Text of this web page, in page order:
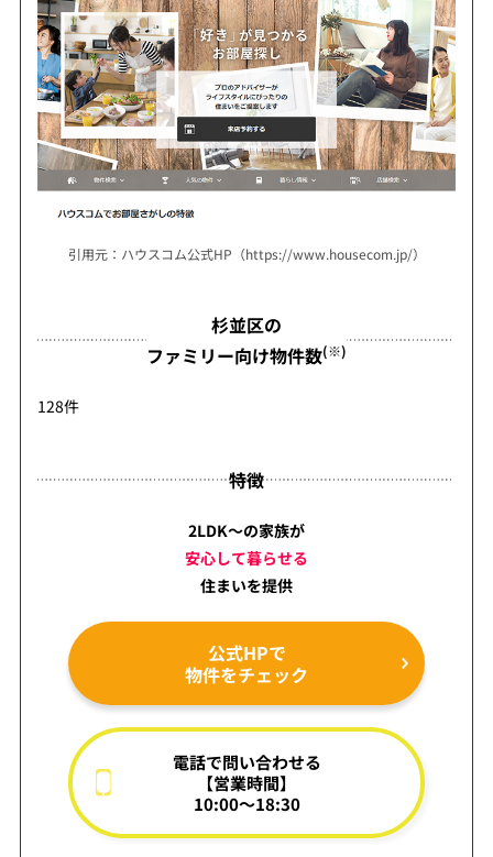
引用元：ハウスコム公式HP（https://www.housecom.jp/）
杉並区の
ファミリー向け物件数(※)
128件
特徴
2LDK～の家族が
安心して暮らせる
住まいを提供
公式HPで
物件をチェック
電話で問い合わせる
【営業時間】
10:00～18:30